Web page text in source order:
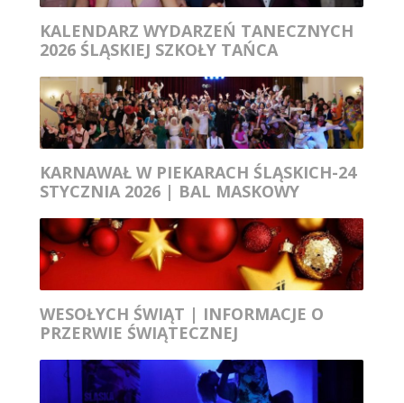
KALENDARZ WYDARZEŃ TANECZNYCH
2026 ŚLĄSKIEJ SZKOŁY TAŃCA
KARNAWAŁ W PIEKARACH ŚLĄSKICH-24
STYCZNIA 2026 | BAL MASKOWY
WESOŁYCH ŚWIĄT | INFORMACJE O
PRZERWIE ŚWIĄTECZNEJ